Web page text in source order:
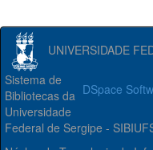
UNIVERSIDADE
DSpace
Sistema de
Bibliotecas da
Universidade
Federal de Sergipe -